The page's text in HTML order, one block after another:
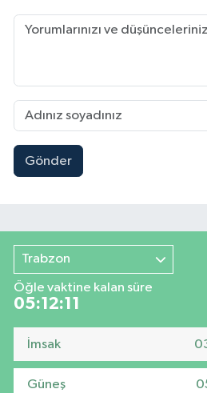
Gönder
Trabzon
Öğle vaktine kalan süre
05:12:10
İmsak
Güneş